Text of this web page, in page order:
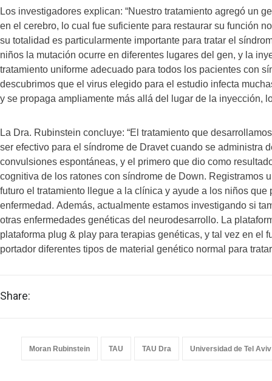
Los investigadores explican: “Nuestro tratamiento agregó un
en el cerebro, lo cual fue suficiente para restaurar su función
su totalidad es particularmente importante para tratar el
niños la mutación ocurre en diferentes lugares del gen, y la
tratamiento uniforme adecuado para todos los pacientes con
descubrimos que el virus elegido para el estudio infecta
y se propaga ampliamente más allá del lugar de la inyección,
La Dra. Rubinstein concluye: “El tratamiento que
ser efectivo para el síndrome de Dravet cuando se administra
convulsiones espontáneas, y el primero que dio como
cognitiva de los ratones con síndrome de Down. Registramos
futuro el tratamiento llegue a la clínica y ayude a los niños que
enfermedad. Además, actualmente estamos investigando si
otras enfermedades genéticas del neurodesarrollo. La
plataforma plug & play para terapias genéticas, y tal vez en el
portador diferentes tipos de material genético normal para
Share:
Moran Rubinstein TAU TAU Dra Universidad de Tel Aviv